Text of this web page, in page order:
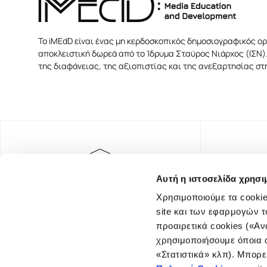
Αυτή η ιστοσελίδα
Χρησιμοποιούμε τα
site και των εφαρμογών
προαιρετικά cookies
χρησιμοποιήσουμε όποια
«Στατιστικά» κλπ).
Το iMEdD είναι ένας μη κερδοσκοπικός δημοσιογραφικός
αποκλειστική δωρεά από το Ίδρυμα Σταύρος Νιάρχος
της διαφάνειας, της αξιοπιστίας και της ανεξαρτησίας